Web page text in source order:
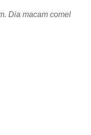
Dia macam comel